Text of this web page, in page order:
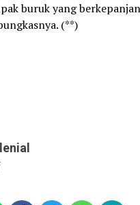
buruk yang
(**)